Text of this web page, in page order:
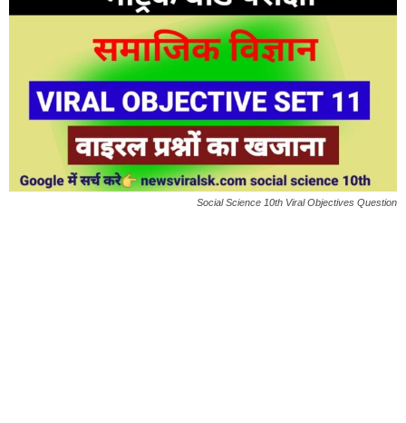
Social Science 10th Viral Objectives Question